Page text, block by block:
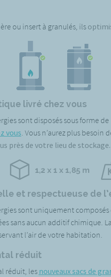
ou insert à granulés, ils
livré chez vous
sont disposés sous forme de
vous. Vous n’aurez plus besoin
près de votre lieu de stockage.
et respectueuse de
sont uniquement
sans aucun additif chimique.
l’air de votre habitation.
réduit
réduit, lesnouveaux sacs de